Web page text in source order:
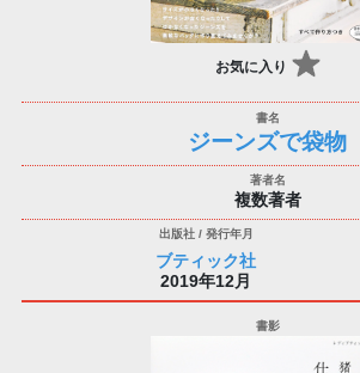
お気に入り
ジーンズで袋物
複数著者
ブティック社
2019年12月